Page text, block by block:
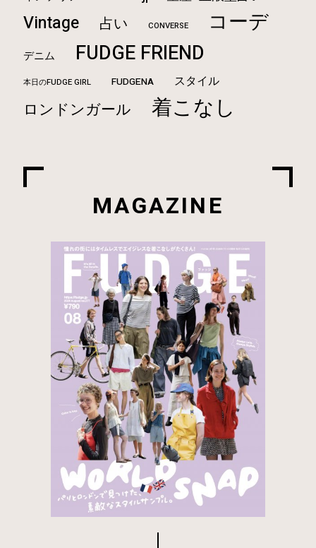
Vintage 占い CONVERSE コーデ
デニム FUDGE FRIEND
本日のFUDGE GIRL FUDGENA スタイル
ロンドンガール 着こなし
MAGAZINE